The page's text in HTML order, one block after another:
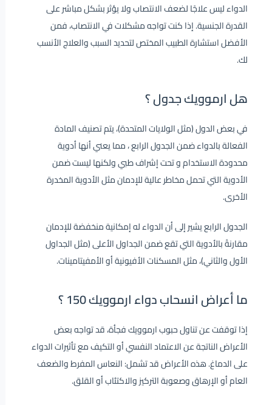
الدواء ليس علاجًا لضعف الانتصاب ولا يؤثر بشكل مباشر على
القدرة الجنسية. إذا كنت تواجه مشكلات في الانتصاب، فمن
الأفضل استشارة الطبيب المختص لتحديد السبب والعلاج الأنسب
لك.
هل ارموويك جدول ؟
في بعض الدول (مثل الولايات المتحدة)، يتم تصنيف المادة
الفعالة بالدواء ضمن الجدول الرابع ، مما يعني أنها أدوية
محدودة الاستخدام و تحت إشراف طبي ولكنها ليست ضمن
الأدوية التي تحمل مخاطر عالية للإدمان مثل الأدوية المخدرة
الأخرى.
الجدول الرابع يشير إلى أن الدواء له إمكانية منخفضة للإدمان
مقارنةً بالأدوية التي تقع ضمن الجداول الأعلى (مثل الجداول
الأول والثاني)، مثل المسكنات الأفيونية أو الأمفيتامينات.
ما أعراض انسحاب دواء ارموويك 150 ؟
إذا توقفت عن تناول حبوب ارموويك فجأة، قد تواجه بعض
الأعراض الناتجة عن الاعتماد النفسي أو التكيف مع تأثيرات الدواء
على الدماغ. هذه الأعراض قد تشمل: النعاس المفرط والضعف
العام أو الإرهاق وصعوبة التركيز والاكتئاب أو القلق.